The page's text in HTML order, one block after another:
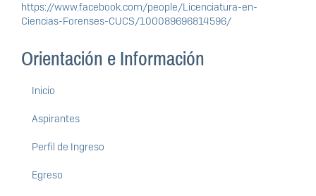
https://www.facebook.com/people/Licenciatura-en-
Ciencias-Forenses-CUCS/100089696814596/
Orientación e Información
Inicio
Aspirantes
Perfil de Ingreso
Egreso